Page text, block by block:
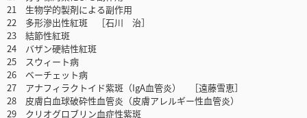
21 生物学的製剤による副作用
22 多形滲出性紅斑 ［石川 治］
23 結節性紅斑
24 バザン硬結性紅斑
25 スウィート病
26 ベーチェット病
27 アナフィラクトイド紫斑（IgA血管炎） ［遠藤雪恵］
28 皮膚白血球破砕性血管炎（皮膚アレルギー性血管炎）
29 クリオグロブリン血症性紫斑